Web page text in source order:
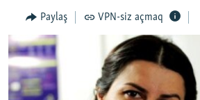
QANUNI DOĞRU
ARAŞDIRMA
MULTIMEDIA
VIDEO
RADIO ARXIV
Paylaş VPN-siz açmaq